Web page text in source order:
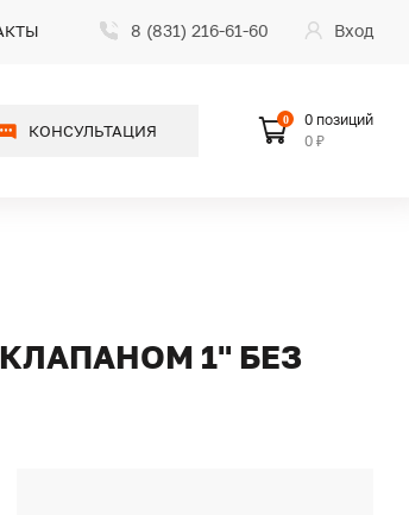
8 (831) 216-61-60 Вход
КОНСУЛЬТАЦИЯ
0
0 позиций
0 ₽
1" БЕЗ